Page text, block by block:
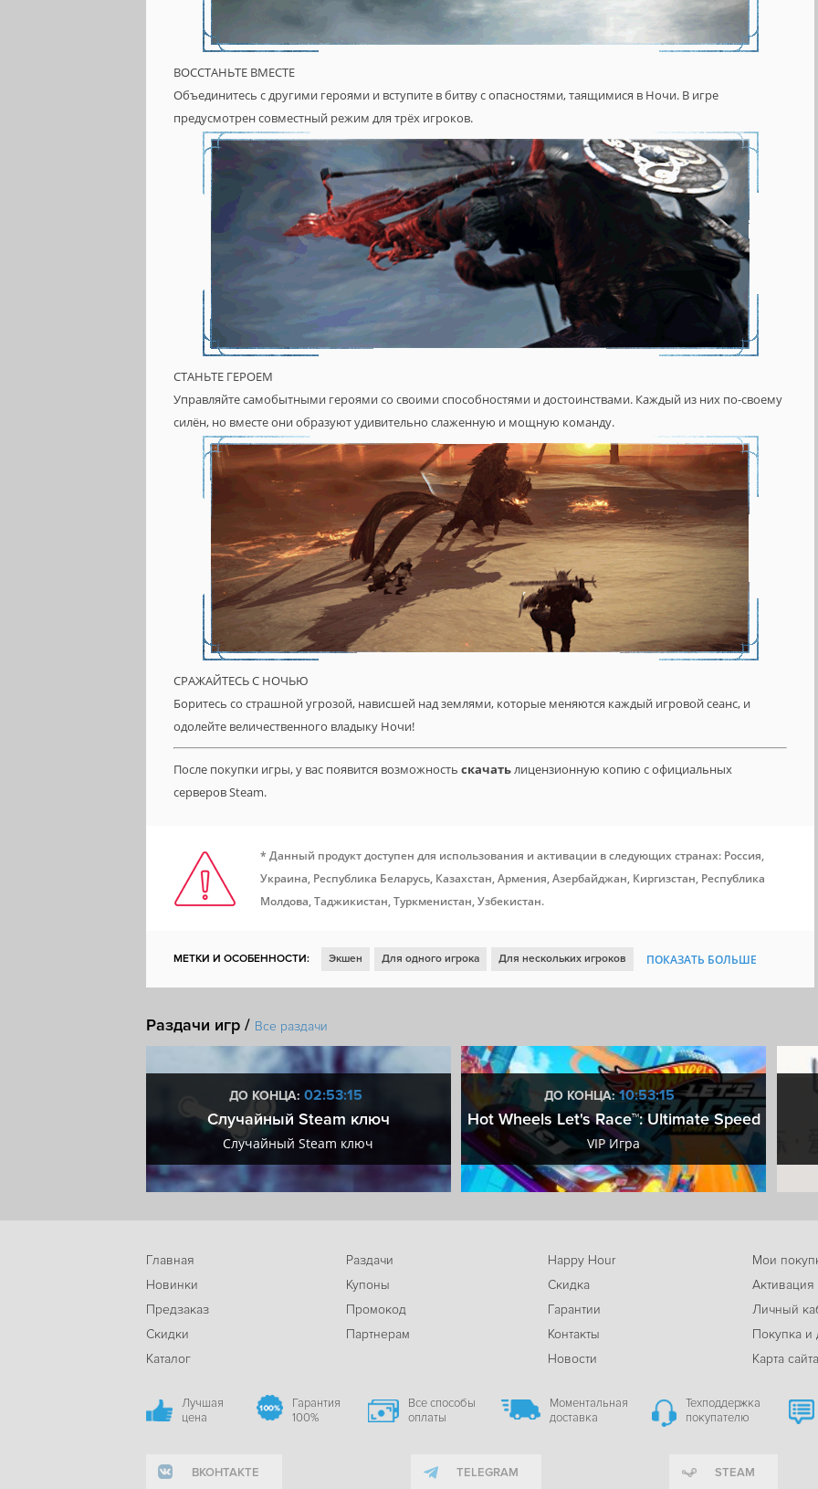
ВОССТАНЬТЕ ВМЕСТЕ
Объединитесь с другими героями и вступите в битву с опасностями, таящимися в Ночи. В игре
предусмотрен совместный режим для трёх игроков.
СТАНЬТЕ ГЕРОЕМ
Управляйте самобытными героями со своими способностями и достоинствами. Каждый из них по-своему
силён, но вместе они образуют удивительно слаженную и мощную команду.
СРАЖАЙТЕСЬ С НОЧЬЮ
Боритесь со страшной угрозой, нависшей над землями, которые меняются каждый игровой сеанс, и
одолейте величественного владыку Ночи!
После покупки игры, у вас появится возможность скачатьлицензионную копию с официальных
серверов Steam.
* Данный продукт доступен для использования и активации в следующих странах: Россия,
Украина, Республика Беларусь, Казахстан, Армения, Азербайджан, Киргизстан, Республика
Молдова, Таджикистан, Туркменистан, Узбекистан.
МЕТКИ И ОСОБЕННОСТИ: Экшен Для одного игрока Для нескольких игроков ПОКАЗАТЬ БОЛЬШЕ
Насилие 3D Ролевой экшен
Игрок против ИИ Проработанная вселенная Похожа на Dark Souls
Раздачи игр / Все раздачи
ДО КОНЦА: 02:53:14
Случайный Steam ключ
Случайный Steam ключ
ДО КОНЦА:10:53:14
Hot Wheels Let's Race™: Ultimate Speed
VIP Игра
Главная
Новинки
Предзаказ
Скидки
Каталог
Раздачи
Купоны
Промокод
Партнерам
Happy Hour
Скидка
Гарантии
Контакты
Новости
Мои
Активация
Личный
Покупка и
Карта сайта
Лучшая
цена
Гарантия
100%
Все способы
оплаты
Моментальная
доставка
Техподдержка
покупателю
ВКОНТАКТЕ TELEGRAM STEAM